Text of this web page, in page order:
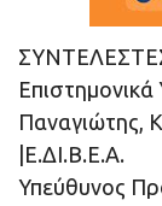
Παναγιώτης,
|Ε.ΔΙ.Β.Ε.Α.
Υπεύθυνος